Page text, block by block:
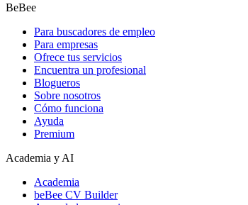
BeBee
Para buscadores de empleo
Para empresas
Ofrece tus servicios
Encuentra un profesional
Blogueros
Sobre nosotros
Cómo funciona
Ayuda
Premium
Academia y AI
Academia
beBee CV Builder